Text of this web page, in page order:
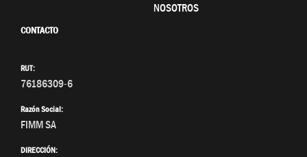
NOSOTROS
CONTACTO
RUT:
76186309-6
Razón Social:
FIMM SA
DIRECCIÓN: